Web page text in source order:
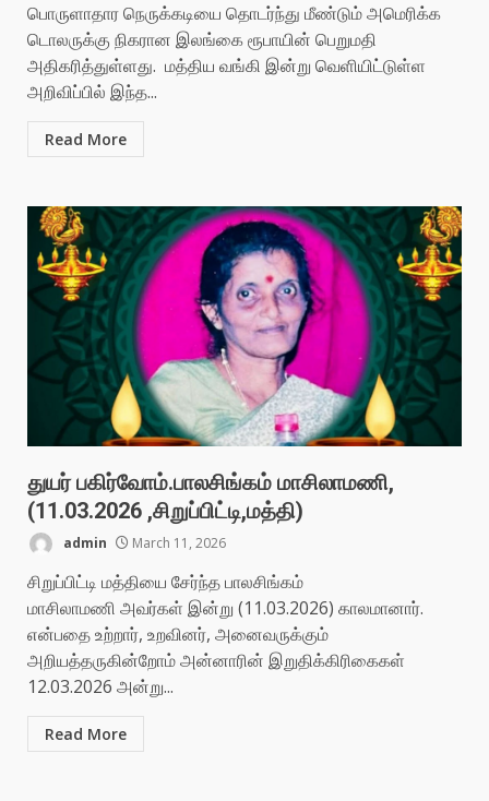
பொருளாதார நெருக்கடியை தொடர்ந்து மீண்டும் அமெரிக்க
டொலருக்கு நிகரான இலங்கை ரூபாயின் பெறுமதி
அதிகரித்துள்ளது. மத்திய வங்கி இன்று வெளியிட்டுள்ள
அறிவிப்பில் இந்த...
Read More
துயர் பகிர்வோம்.பாலசிங்கம் மாசிலாமணி,
(11.03.2026 ,சிறுப்பிட்டி,மத்தி)
admin March 11, 2026
சிறுப்பிட்டி மத்தியை சேர்ந்த பாலசிங்கம்
மாசிலாமணி அவர்கள் இன்று (11.03.2026) காலமானார்.
என்பதை உற்றார், உறவினர், அனைவருக்கும்
அறியத்தருகின்றோம் அன்னாரின் இறுதிக்கிரிகைகள்
12.03.2026 அன்று...
Read More